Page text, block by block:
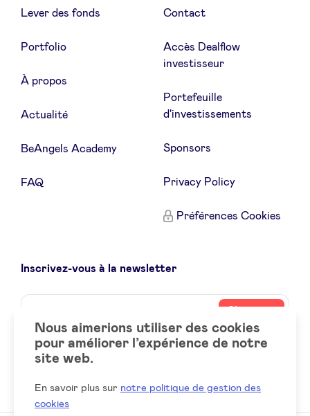
Lever des fonds
Portfolio
À propos
Actualité
BeAngels Academy
FAQ
Contact
Accès Dealflow
investisseur
Portefeuille
d'investissements
Sponsors
Privacy Policy
Préférences Cookies
Inscrivez-vous à la newsletter
Name
Votre
email
Social
LinkedIn
Nous aimerions utiliser des cookies
pour améliorer l’expérience de notre
site web.
En savoir plus sur notre politique de gestion des
cookies